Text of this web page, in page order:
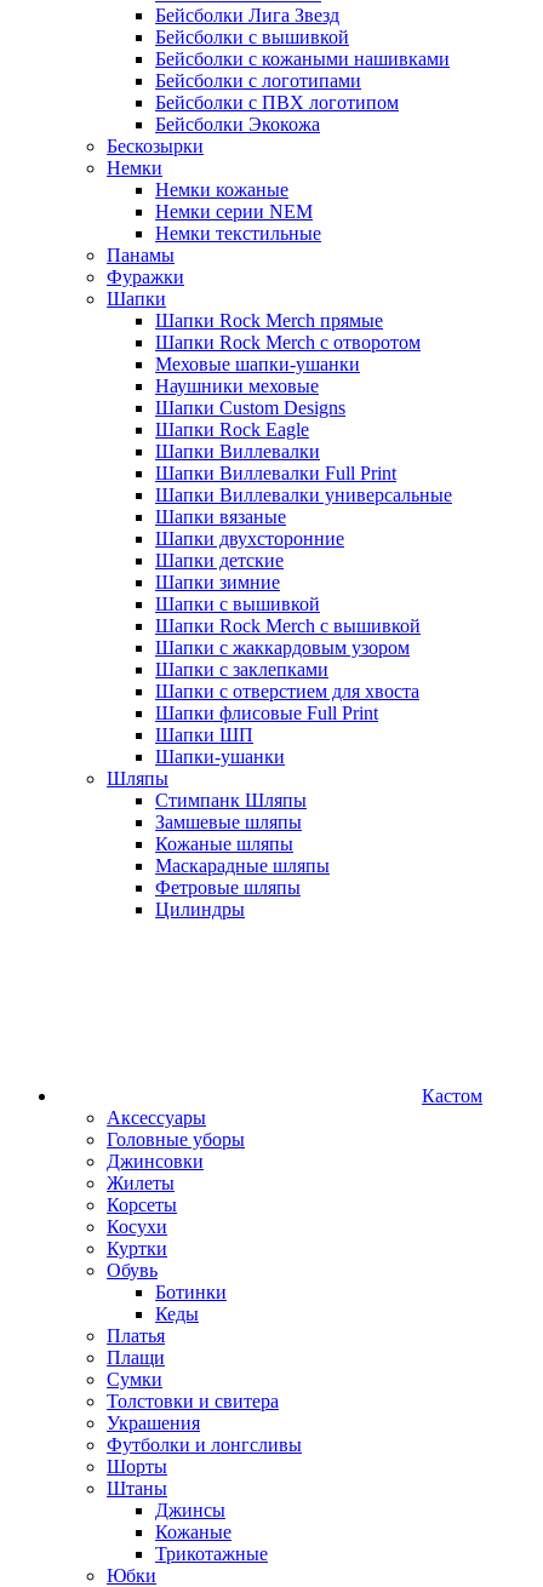
Бейсболки Лига Звезд
Бейсболки с вышивкой
Бейсболки с кожаными нашивками
Бейсболки с логотипами
Бейсболки с ПВХ логотипом
Бейсболки Экокожа
Бескозырки
Немки
Немки кожаные
Немки серии NEM
Немки текстильные
Панамы
Фуражки
Шапки
Шапки Rock Merch прямые
Шапки Rock Merch с отворотом
Меховые шапки-ушанки
Наушники меховые
Шапки Custom Designs
Шапки Rock Eagle
Шапки Виллевалки
Шапки Виллевалки Full Print
Шапки Виллевалки универсальные
Шапки вязаные
Шапки двухсторонние
Шапки детские
Шапки зимние
Шапки с вышивкой
Шапки Rock Merch с вышивкой
Шапки с жаккардовым узором
Шапки с заклепками
Шапки с отверстием для хвоста
Шапки флисовые Full Print
Шапки ШП
Шапки-ушанки
Шляпы
Стимпанк Шляпы
Замшевые шляпы
Кожаные шляпы
Маскарадные шляпы
Фетровые шляпы
Цилиндры
Кастом
Аксессуары
Головные уборы
Джинсовки
Жилеты
Корсеты
Косухи
Куртки
Обувь
Ботинки
Кеды
Платья
Плащи
Сумки
Толстовки и свитера
Украшения
Футболки и лонгсливы
Шорты
Штаны
Джинсы
Кожаные
Трикотажные
Юбки